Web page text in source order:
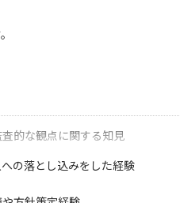
的な観点に関する知見
の落とし込みをした経験